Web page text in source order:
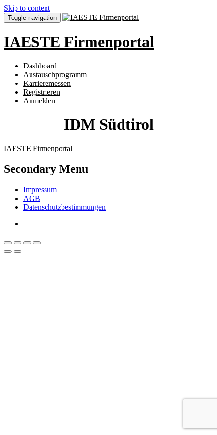
Skip to content
Toggle navigation
IAESTE Firmenportal
Dashboard
Austauschprogramm
Karrieremessen
Registrieren
Anmelden
IDM Südtirol
IAESTE Firmenportal
Secondary Menu
Impressum
AGB
Datenschutzbestimmungen